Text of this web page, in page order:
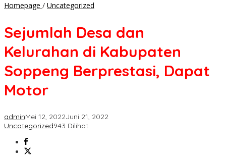
Homepage / Uncategorized
Kelurahan
Kabupaten
Berprestasi,
Dapat
Sejumlah Desa dan
Kelurahan di Kabupaten
Soppeng Berprestasi, Dapat
Motor
adminMei 12, 2022Juni 21, 2022
Uncategorized943 Dilihat